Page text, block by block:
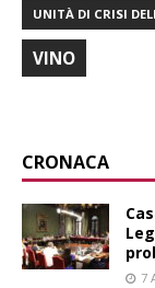
UNITÀ DI CRISI
VINO
CRONACA
7